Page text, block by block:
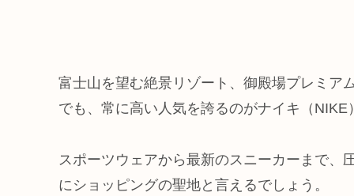
富士山を望む絶景リゾート、御殿場プレミア
でも、常に高い人気を誇るのがナイキ（NIKE
スポーツウェアから最新のスニーカーまで、
にショッピングの聖地と言えるでしょう。